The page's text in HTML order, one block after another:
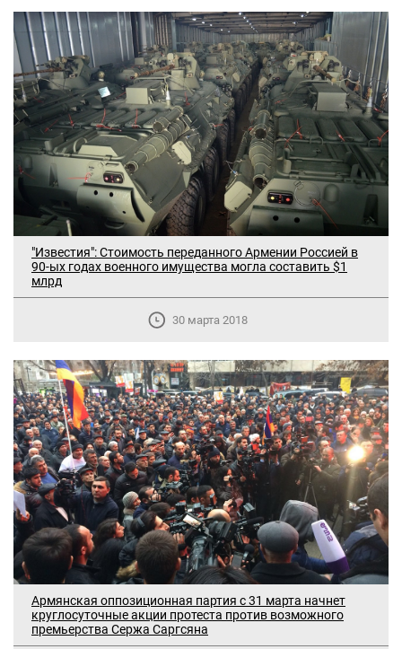
"Известия": Стоимость переданного Армении Россией в
90-ых годах военного имущества могла составить $1
млрд
30 марта 2018
Армянская оппозиционная партия с 31 марта начнет
круглосуточные акции протеста против возможного
премьерства Сержа Саргсяна